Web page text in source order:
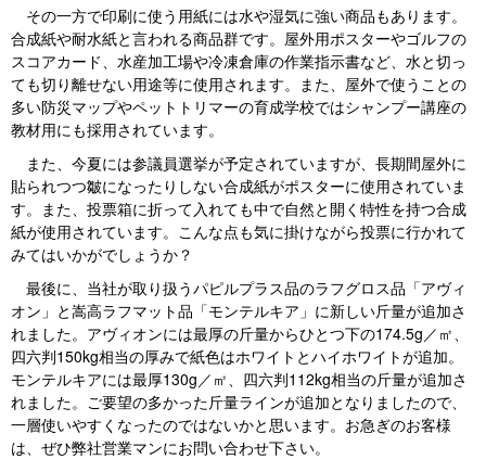
その一方で印刷に使う用紙には水や湿気に強い商品もあります。
合成紙や耐水紙と言われる商品群です。屋外用ポスターやゴルフの
スコアカード、水産加工場や冷凍倉庫の作業指示書など、水と切っ
ても切り離せない用途等に使用されます。また、屋外で使うことの
多い防災マップやペットトリマーの育成学校ではシャンプー講座の
教材用にも採用されています。
また、今夏には参議員選挙が予定されていますが、長期間屋外に
貼られつつ皺になったりしない合成紙がポスターに使用されていま
す。また、投票箱に折って入れても中で自然と開く特性を持つ合成
紙が使用されています。こんな点も気に掛けながら投票に行かれて
みてはいかがでしょうか？
最後に、当社が取り扱うパピルプラス品のラフグロス品「アヴィ
オン」と嵩高ラフマット品「モンテルキア」に新しい斤量が追加さ
れました。アヴィオンには最厚の斤量からひとつ下の174.5g／㎡、
四六判150kg相当の厚みで紙色はホワイトとハイホワイトが追加。
モンテルキアには最厚130g／㎡、四六判112kg相当の斤量が追加さ
れました。ご要望の多かった斤量ラインが追加となりましたので、
一層使いやすくなったのではないかと思います。お急ぎのお客様
は、ぜひ弊社営業マンにお問い合わせ下さい。